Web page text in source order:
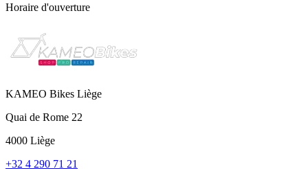
Horaire d'ouverture
KAMEO Bikes Liège
Quai de Rome 22
4000 Liège
+32 4 290 71 21